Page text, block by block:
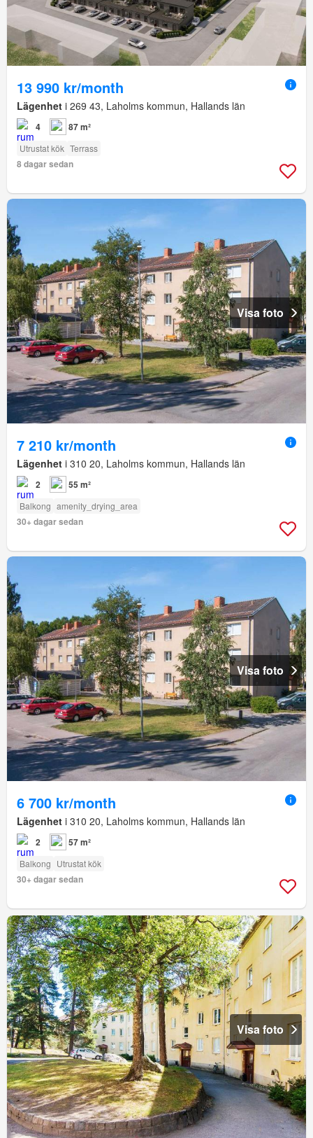
13 990 kr/month
Lägenhet i 269 43, Laholms kommun, Hallands län
4 87 m²
Utrustat kök Terrass
8 dagar sedan
Visa foto
7 210 kr/month
Lägenhet i 310 20, Laholms kommun, Hallands län
2 55 m²
Balkong amenity_drying_area
30+ dagar sedan
Visa foto
6 700 kr/month
Lägenhet i 310 20, Laholms kommun, Hallands län
2 57 m²
Balkong Utrustat kök
30+ dagar sedan
Visa foto